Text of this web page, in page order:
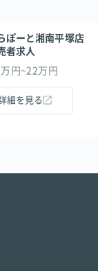
ぽーと湘南平塚店
者求人
円~22万円
細を見る